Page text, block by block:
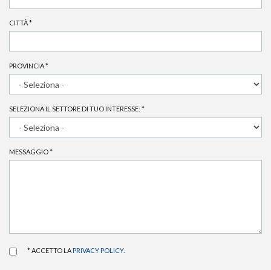
CITTÀ*
PROVINCIA*
SELEZIONA IL SETTORE DI TUO INTERESSE: *
MESSAGGIO*
* ACCETTO LA PRIVACY POLICY.